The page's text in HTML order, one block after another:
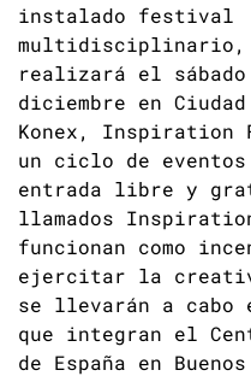
instalado festival
multidisciplinario,
realizará el
diciembre en
Konex, Inspiration
un ciclo de
entrada libre y
llamados
funcionan como
ejercitar la
se llevarán a cabo
que integran el
de España en